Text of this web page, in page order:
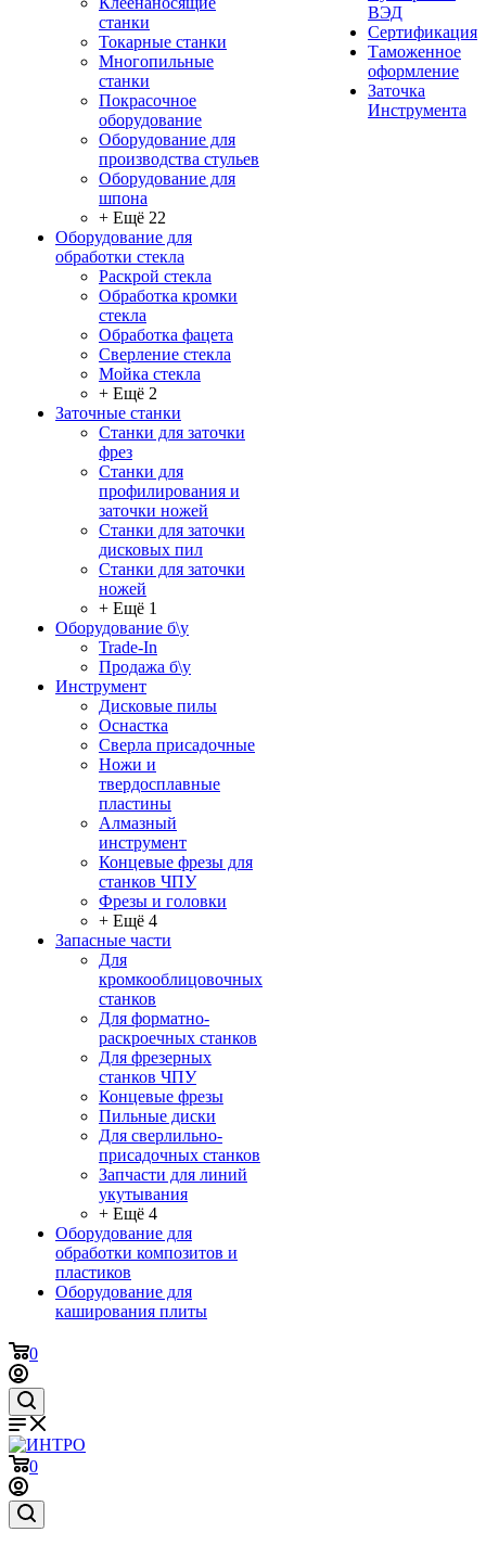
станки
Токарные станки
Многопильные
станки
Покрасочное
оборудование
Оборудование для
производства стульев
Оборудование для
шпона
+ Ещё 22
Оборудование для
обработки стекла
Раскрой стекла
Обработка кромки
стекла
Обработка фацета
Сверление стекла
Мойка стекла
+ Ещё 2
Заточные станки
Станки для заточки
фрез
Станки для
профилирования и
заточки ножей
Станки для заточки
дисковых пил
Станки для заточки
ножей
+ Ещё 1
Оборудование б\у
Trade-In
Продажа б\у
Инструмент
Дисковые пилы
Оснастка
Сверла присадочные
Ножи и
твердосплавные
пластины
Алмазный
инструмент
Концевые фрезы для
станков ЧПУ
Фрезы и головки
+ Ещё 4
Запасные части
Для
кромкооблицовочных
станков
Для форматно-
раскроечных станков
Для фрезерных
станков ЧПУ
Концевые фрезы
Пильные диски
Для сверлильно-
присадочных станков
Запчасти для линий
укутывания
+ Ещё 4
Оборудование для
обработки композитов и
пластиков
Оборудование для
каширования плиты
ВЭД
Сертификация
Таможенное
оформление
Заточка
Инструмента
0
0